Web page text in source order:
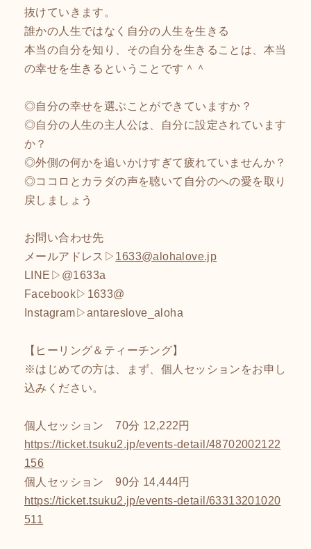
抜けていきます。
誰かの人生ではなく自分の人生を生きる
本当の自分を知り、その自分を生きることは、本当
の幸せを生きるということです＾＾
◎自分の幸せを選ぶことができていますか？
◎自分の人生の主人公は、自分に設定されています
か？
◎外側の何かを追いかけすぎて疲れていませんか？
◎ココロとカラダの声を聴いて自分のへの愛を取り
戻しましょう
お問い合わせ先
メールアドレス▷ 1633@alohalove.jp
LINE▷@1633a
Facebook▷1633@
Instagram▷antareslove_aloha
【ヒーリング＆ティーチング】
※はじめての方は、まず、個人セッションをお申し
込みください。
個人セッション 70分 12,222円
https://ticket.tsuku2.jp/events-detail/48702002122
156
個人セッション 90分 14,444円
https://ticket.tsuku2.jp/events-detail/63313201020
511